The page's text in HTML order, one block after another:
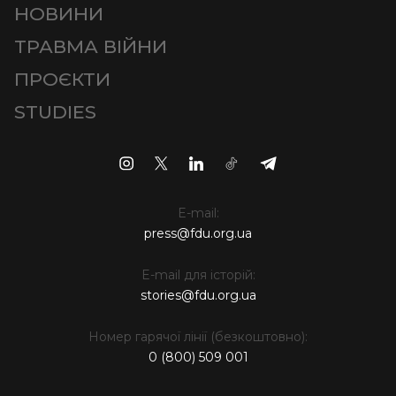
НОВИНИ
ТРАВМА ВІЙНИ
ПРОЄКТИ
STUDIES
E-mail:
press@fdu.org.ua
E-mail для історій:
stories@fdu.org.ua
Номер гарячої лінії (безкоштовно):
0 (800) 509 001